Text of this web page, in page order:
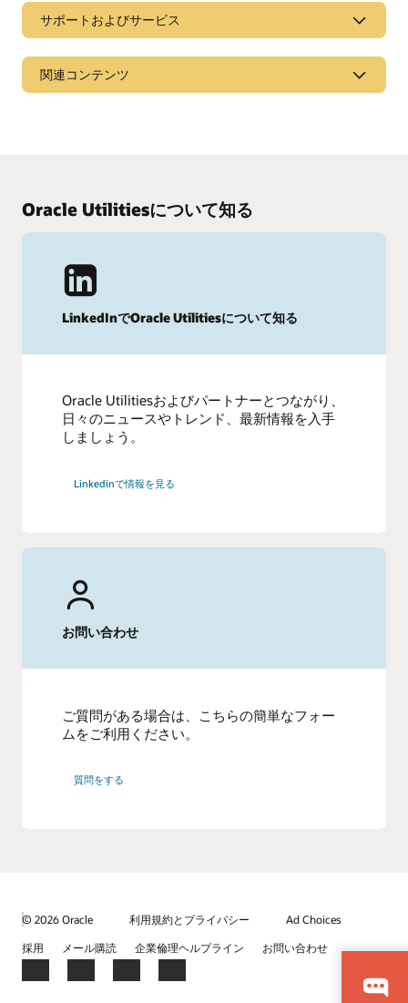
サポートおよびサービス
お問い合わせ
グローバルリソースに問い合わせる
My Oracle Supportへのログイン
Lifetime Support Policy – 製品およびバージョン（PDF）
関連コンテンツ
詳細を見る（PDF）
他のリソース
最新のプレスリリース
Oracle Utilitiesについて知る
LinkedInでOracle Utilitiesについて知る
Oracle Utilitiesおよびパートナーとつながり、
日々のニュースやトレンド、最新情報を入手
しましょう。
Linkedinで情報を見る
お問い合わせ
ご質問がある場合は、こちらの簡単なフォー
ムをご利用ください。
質問をする
© 2026 Oracle 利用規約とプライバシー
Ad Choices
採用
メール購読 企業倫理ヘルプライン お問い合わせ
Facebook
X LinkedInYouTube